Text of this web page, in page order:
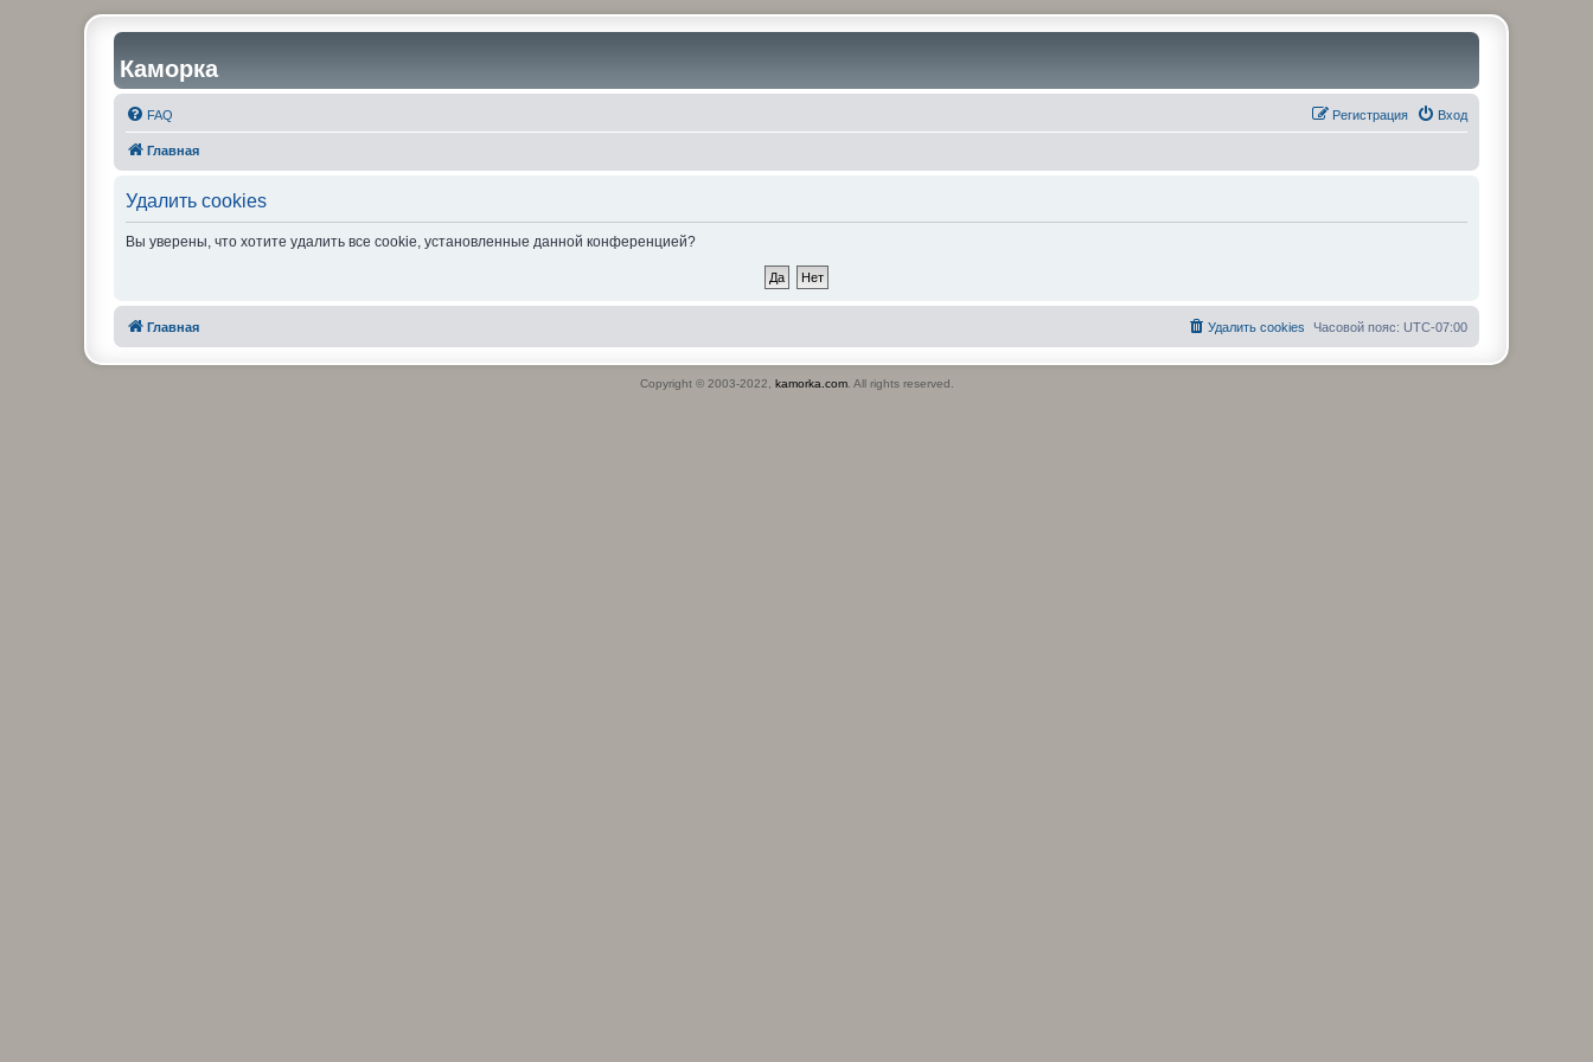
Каморка
FAQ Вход
Регистрация
Главная
Удалить cookies
Вы уверены, что хотите удалить все cookie, установленные данной конференцией?
Главная Часовой пояс: UTC-07:00
Удалить cookies
Copyright © 2003-2022, kamorka.com. All rights reserved.